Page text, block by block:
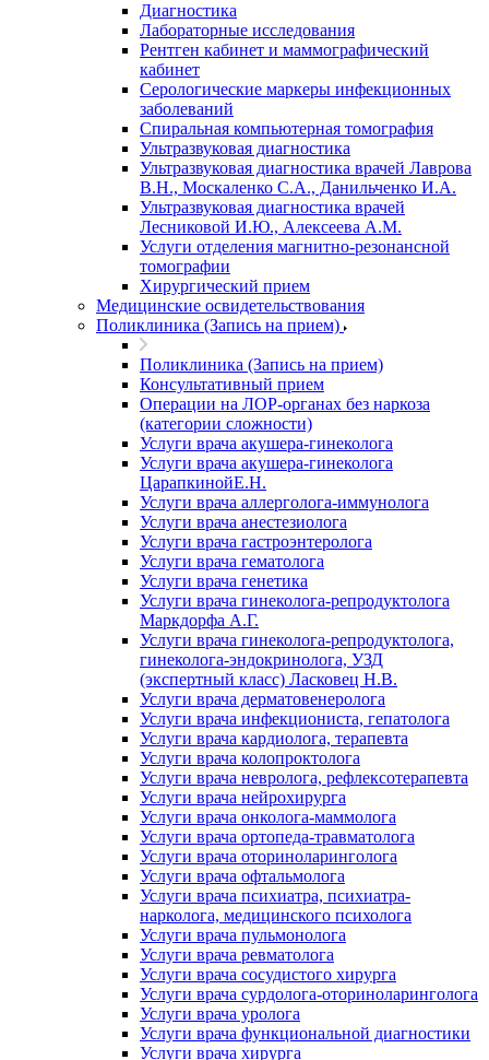
Диагностика
Лабораторные исследования
Рентген кабинет и маммографический
кабинет
Серологические маркеры инфекционных
заболеваний
Спиральная компьютерная томография
Ультразвуковая диагностика
Ультразвуковая диагностика врачей Лаврова
В.Н., Москаленко С.А., Данильченко И.А.
Ультразвуковая диагностика врачей
Лесниковой И.Ю., Алексеева А.М.
Услуги отделения магнитно-резонансной
томографии
Хирургический прием
Медицинские освидетельствования
Поликлиника (Запись на прием)
Поликлиника (Запись на прием)
Консультативный прием
Операции на ЛОР-органах без наркоза
(категории сложности)
Услуги врача акушера-гинеколога
Услуги врача акушера-гинеколога
ЦарапкинойЕ.Н.
Услуги врача аллерголога-иммунолога
Услуги врача анестезиолога
Услуги врача гастроэнтеролога
Услуги врача гематолога
Услуги врача генетика
Услуги врача гинеколога-репродуктолога
Маркдорфа А.Г.
Услуги врача гинеколога-репродуктолога,
гинеколога-эндокринолога, УЗД
(экспертный класс) Ласковец Н.В.
Услуги врача дерматовенеролога
Услуги врача инфекциониста, гепатолога
Услуги врача кардиолога, терапевта
Услуги врача колопроктолога
Услуги врача невролога, рефлексотерапевта
Услуги врача нейрохирурга
Услуги врача онколога-маммолога
Услуги врача ортопеда-травматолога
Услуги врача оториноларинголога
Услуги врача офтальмолога
Услуги врача психиатра, психиатра-
нарколога, медицинского психолога
Услуги врача пульмонолога
Услуги врача ревматолога
Услуги врача сосудистого хирурга
Услуги врача сурдолога-оториноларинголога
Услуги врача уролога
Услуги врача функциональной диагностики
Услуги врача хирурга